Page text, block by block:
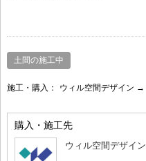
土間の施工中
施工・購入： ウィル空間デザイン →
購入・施工先
ウィル空間デザイン